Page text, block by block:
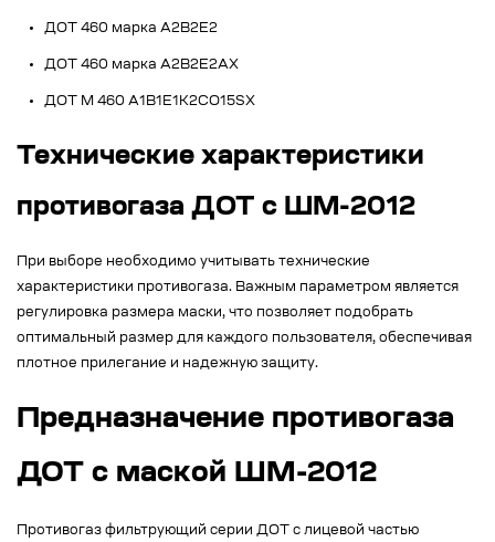
ДОТ 460 марка А2В2Е2
ДОТ 460 марка А2В2Е2АХ
ДОТ М 460 A1B1E1K2CO15SX
Технические характеристики
противогаза ДОТ с ШМ-2012
При выборе необходимо учитывать технические
характеристики противогаза. Важным параметром является
регулировка размера маски, что позволяет подобрать
оптимальный размер для каждого пользователя, обеспечивая
плотное прилегание и надежную защиту.
Предназначение противогаза
ДОТ с маской ШМ-2012
Противогаз фильтрующий серии ДОТ с лицевой частью